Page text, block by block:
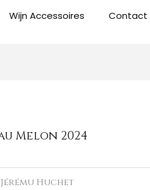
Wijn Accessoires Contact
Melon 2024
Jérému Huchet